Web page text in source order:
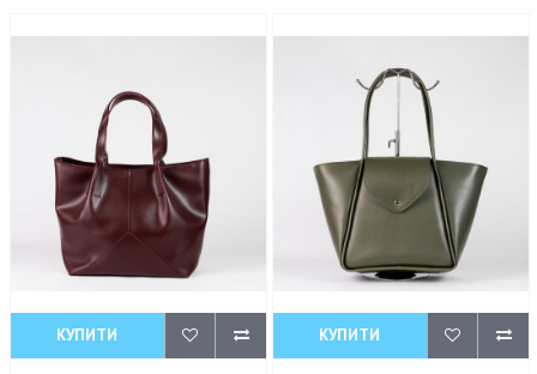
КУПИТИ КУПИТИ